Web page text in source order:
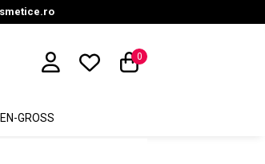
0
EN-GROSS